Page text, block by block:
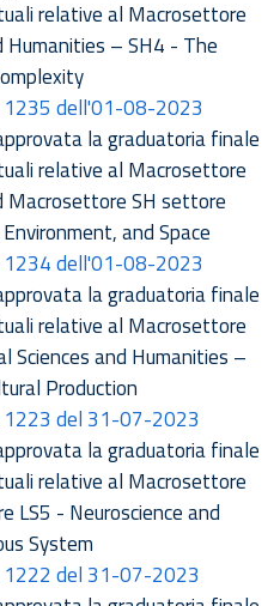
relative al Macrosettore
Humanities – SH4 - The
1235 dell'01-08-2023
la graduatoria finale
relative al Macrosettore
Macrosettore SH settore
and Space
1234 dell'01-08-2023
la graduatoria finale
relative al Macrosettore
Sciences and Humanities –
Production
1223 del 31-07-2023
la graduatoria finale
relative al Macrosettore
LS5 - Neuroscience and
System
1222 del 31-07-2023